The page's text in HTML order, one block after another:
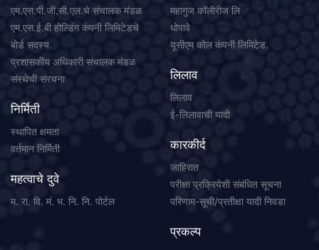
एम.एस.पी.जी.सी.एल.चे संचालक मंडळ
एम.एस.ई.बी होल्डिंग कंपनी लिमिटेडचे
बोर्ड सदस्य
प्रशासकीय अधिकारी संचालक मंडळ
संस्थेची संरचना
निर्मिती
स्थापित क्षमता
वर्तमान निर्मिती
महत्वाचे दुवे
म. रा. वि. मं. भ. नि. नि. पोर्टल
महागुज कॉलीरीज लि
धोपावे
यूसीएम कोल कंपनी लिमिटेड.
लिलाव
लिलाव
ई-लिलावाची यादी
कारकीर्द
जाहिरात
परीक्षा प्रक्रियेशी संबंधित सूचना
परिणाम-सूची/प्रतीक्षा यादी निवडा
प्रकल्प